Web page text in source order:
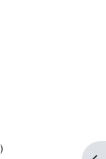
)